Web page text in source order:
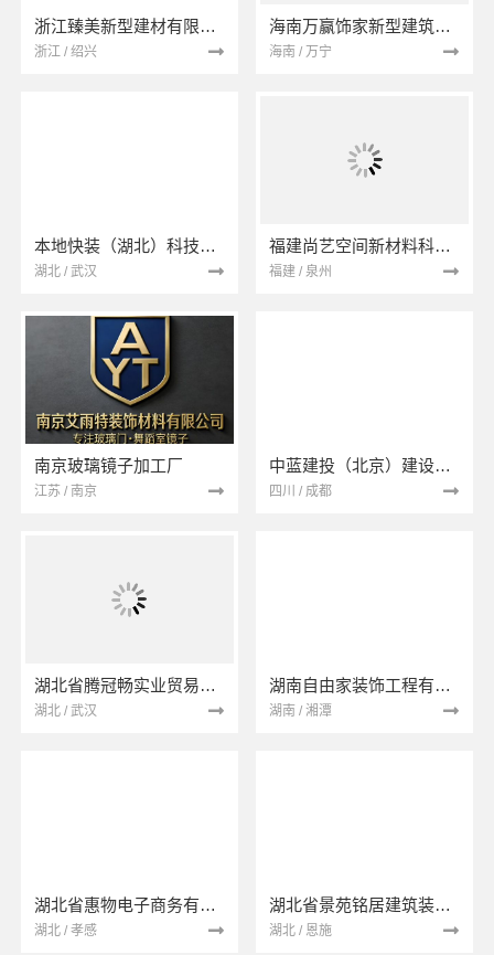
浙江臻美新型建材有限公司
浙江 / 绍兴
海南万赢饰家新型建筑材料有限公司
海南 / 万宁
本地快装（湖北）科技有限公司
湖北 / 武汉
福建尚艺空间新材料科技有限公司
福建 / 泉州
南京玻璃镜子加工厂
江苏 / 南京
中蓝建投（北京）建设有限公司四川第一分公司
四川 / 成都
湖北省腾冠畅实业贸易有限公司
湖北 / 武汉
湖南自由家装饰工程有限公司
湖南 / 湘潭
湖北省惠物电子商务有限公司
湖北 / 孝感
湖北省景苑铭居建筑装饰有限公司
湖北 / 恩施